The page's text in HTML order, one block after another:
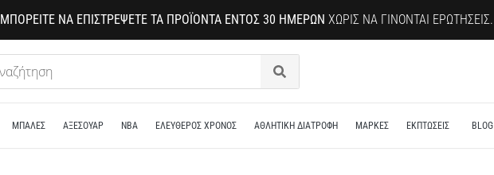
ΜΠΟΡΕΊΤΕ ΝΑ ΕΠΙΣΤΡΈΨΕΤΕ ΤΑ ΠΡΟΪΌΝΤΑ ΕΝΤΌΣ 30 ΗΜΕΡΏΝ ΧΩΡΊΣ ΝΑ ΓΊΝΟΝΤΑΙ ΕΡΩΤΉΣΕΙΣ.
Αναζήτηση
ΜΠΑΛΕΣ ΑΞΕΣΟΥΑΡ NBA ΕΛΕΥΘΕΡΟΣ ΧΡΟΝΟΣ ΑΘΛΗΤΙΚΗ ΔΙΑΤΡΟΦΗ ΜΑΡΚΕΣ ΕΚΠΤΩΣΕΙΣ BLOG